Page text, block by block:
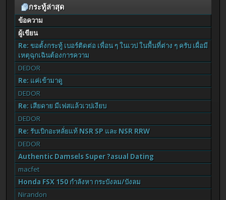
กระทู้ล่าสุด
ข้อความ
ผู้เขียน
Re: ขอตั้งกระทู้ เบอร์ติดต่อ เพื่อน ๆ ในเวป ในพื้นที่ต่าง ๆ ครับ เผื่อมี
เหตุฉุกเฉินต้องการความ
DEDOR
Re: แค่เข้ามาดู
DEDOR
Re: เสียดาย มีเฟสแล้วเวปเงียบ
DEDOR
Re: รับเบิกอะหลั่ยแท้ NSR SP และ NSR RRW
DEDOR
Authentic Damsels Super ?asual Dating
macfet
Honda FSX 150 กำลังหา กระบังลม/บังลม
Nirandon